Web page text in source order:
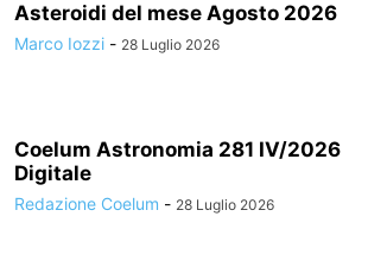
Asteroidi del mese Agosto 2026
Marco Iozzi - 28 Luglio 2026
Coelum Astronomia 281 IV/2026
Digitale
Redazione Coelum - 28 Luglio 2026